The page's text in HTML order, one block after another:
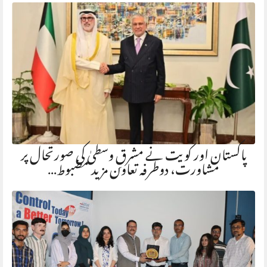
پاکستان اور کویت نے مشرقِ وسطیٰ کی صورتحال پر
مشاورت، دوطرفہ تعاون مزید مضبوط…